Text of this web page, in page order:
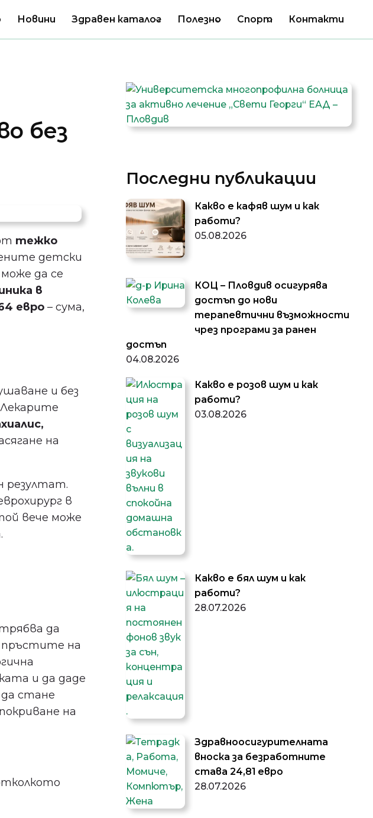
Новини Здравен каталог Полезно Спорт Контакти
без
тежко
детски
да се
в
евро – сума,
и без
на
резултат.
в
вече може
да
пръстите на
и да даде
стане
на
Последни публикации
Какво е кафяв шум и как
работи?
05.08.2026
КОЦ – Пловдив осигурява
достъп до нови
терапевтични възможности
чрез програми за ранен
достъп
04.08.2026
Какво е розов шум и как
работи?
03.08.2026
Какво е бял шум и как
работи?
28.07.2026
Здравноосигурителната
вноска за безработните
става 24,81 евро
28.07.2026